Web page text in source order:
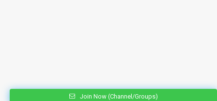
Join Now (Channel/Groups)